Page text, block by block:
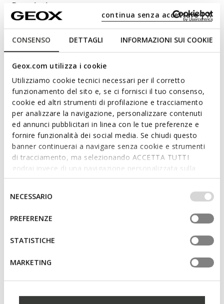
CONSENSO DETTAGLI INFORMAZIONI SUI COOKIE
Geox.com utilizza i cookie
Utilizziamo cookie tecnici necessari per il corretto
funzionamento del sito e, se ci fornisci il tuo consenso,
cookie ed altri strumenti di profilazione e tracciamento
per analizzare la navigazione, personalizzare contenuti
ed annunci pubblicitari in linea con le tue preferenze e
fornire funzionalità dei social media. Se chiudi questo
banner continuerai a navigare senza cookie e strumenti
di tracciamento, ma selezionando ACCETTA TUTTI
godrai invece di una navigazione personalizzata sulla
base dei tuoi gusti ed interessi. Selezionando
IMPOSTAZIONI potrai anche scegliere quali cookies ed
altri strumenti di tracciamento autorizzare. Per maggiori
informazioni o per modificare in qualsiasi momento le
tue impostazioni, visita la nostra
consenso
NECESSARIO
PREFERENZE
STATISTICHE
MARKETING
continua senza accettare | X
Description
Women’s college-inspired loafer, ideal for trendy and modern
comes in a version combining black and cognac. Comfortable
refined details.
ITEM CODE:D680XA038QSC9209
Features
Quick and easy to put on
Heel height: 2 cm / 0,8"
Slip-on design allows you to slide the foot in swiftly
You may also like